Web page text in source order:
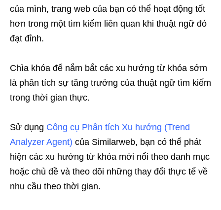
của mình, trang web của bạn có thể hoạt động tốt
hơn trong một tìm kiếm liên quan khi thuật ngữ đó
đạt đỉnh.
Chìa khóa để nắm bắt các xu hướng từ khóa sớm
là phân tích sự tăng trưởng của thuật ngữ tìm kiếm
trong thời gian thực.
Sử dụng Công cụ Phân tích Xu hướng (Trend
Analyzer Agent) của Similarweb, bạn có thể phát
hiện các xu hướng từ khóa mới nổi theo danh mục
hoặc chủ đề và theo dõi những thay đổi thực tế về
nhu cầu theo thời gian.